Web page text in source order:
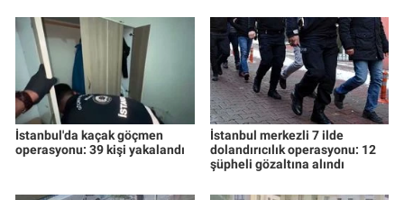
İstanbul'da kaçak göçmen
operasyonu: 39 kişi yakalandı
İstanbul merkezli 7 ilde
dolandırıcılık operasyonu: 12
şüpheli gözaltına alındı